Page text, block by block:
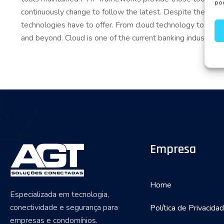
continuously change to follow the latest. Despite the
technologies have to offer. From cloud technology to
and beyond. Cloud is one of the current banking industry
Especializada em tecnologia,
conectividade e segurança para
empresas e condomínios.
Empresa
Home
Política de